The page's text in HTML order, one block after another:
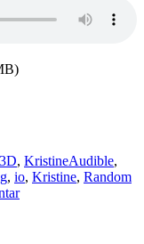
D, KristineAudible,
, io, Kristine, Random
zu